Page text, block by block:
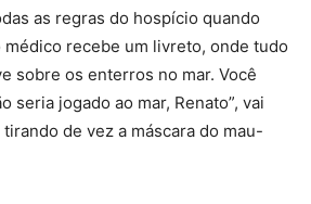
as regras do hospício quando
médico recebe um livreto, onde tudo
sobre os enterros no mar. Você
seria jogado ao mar, Renato”, vai
de vez a máscara do mau-